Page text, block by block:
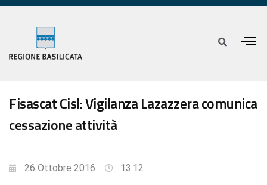
Fisascat Cisl: Vigilanza Lazazzera comunica
cessazione attività
26 Ottobre 2016 13:12